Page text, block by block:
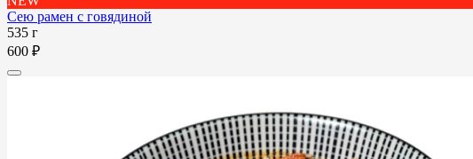
Сею рамен с говядиной
535 г
600 ₽